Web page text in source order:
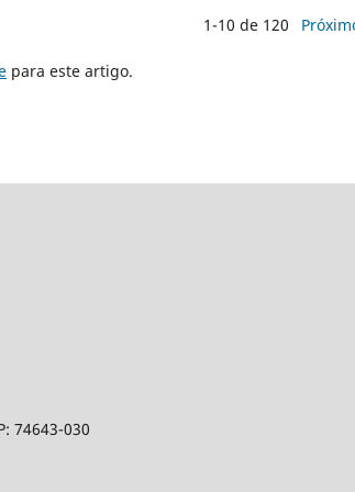
1-10 de 120
para este artigo.
74643-030